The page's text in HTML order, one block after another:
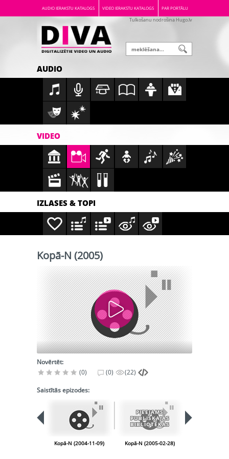
AUDIO IERAKSTU KATALOGS VIDEO IERAKSTU KATALOGS PAR PORTĀLU
Tulkošanu nodrošina Hugo.lv
AUDIO
VIDEO
IZLASES & TOPI
Kopā-N (2005)
Novērtēt:
(0)
(0) (22)
Saistītās epizodes:
Kopā-N (2004-11-09)
PIEEJAMS
PUBLISKAJĀS
BIBLIOTĒKĀS
Kopā-N (2005-02-28)